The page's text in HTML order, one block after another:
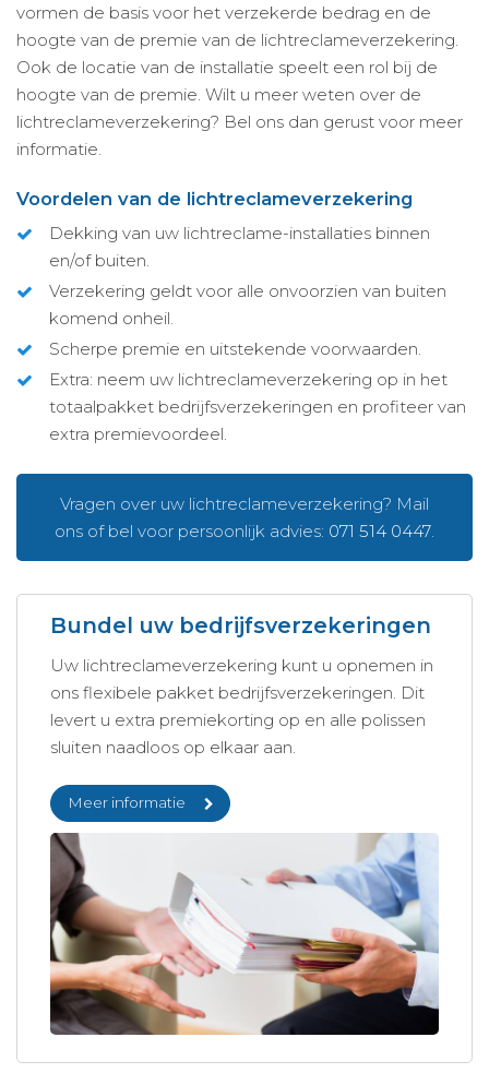
vormen de basis voor het verzekerde bedrag en de
hoogte van de premie van de lichtreclameverzekering.
Ook de locatie van de installatie speelt een rol bij de
hoogte van de premie. Wilt u meer weten over de
lichtreclameverzekering? Bel ons dan gerust voor meer
informatie.
Voordelen van de lichtreclameverzekering
Dekking van uw lichtreclame-installaties binnen
en/of buiten.
Verzekering geldt voor alle onvoorzien van buiten
komend onheil.
Scherpe premie en uitstekende voorwaarden.
Extra: neem uw lichtreclameverzekering op in het
totaalpakket bedrijfsverzekeringen en profiteer van
extra premievoordeel.
Vragen over uw lichtreclameverzekering? Mail
ons of bel voor persoonlijk advies: 071 514 0447
Bundel uw bedrijfsverzekeringen
Uw lichtreclameverzekering kunt u opnemen in
ons flexibele pakket bedrijfsverzekeringen. Dit
levert u extra premiekorting op en alle polissen
sluiten naadloos op elkaar aan.
Meer informatie